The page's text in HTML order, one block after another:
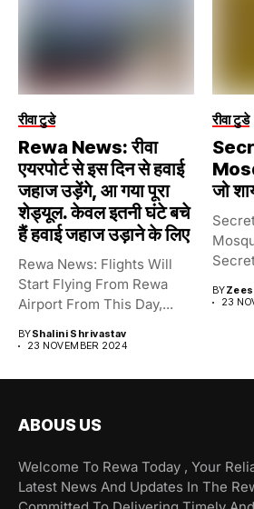
रीवा टुडे
Rewa News: रीवा
एयरपोर्ट से इस दिन से हवाई
जहाज उड़ेंगे, आ गया पूरा
शेड्यूल. केवल इतनी घंटे बचे
हैं हवाई जहाज उड़ाने के लिए
Rewa News: Flights Will
Start Flying From Rewa
Airport From This Day,...
BYShalini Shrivastav
23 NOVEMBER 2024
रीवा टुडे
जो
BY
23
ABOUS US
Welcome To Rewa Today , Your
Latest News And Updates In The